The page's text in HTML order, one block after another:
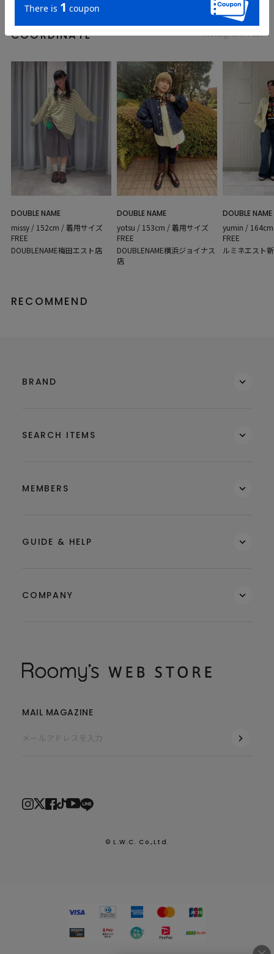
COORDINATE Instagram Post
DOUBLE NAME
missy / 152cm / 着用サイズ
FREE
DOUBLENAME梅田エスト店
DOUBLE NAME
yotsu / 153cm / 着用サイズ
FREE
DOUBLENAME横浜ジョイナス
店
DOUBLE NAME
yumin /
FREE
ルミネエスト
RECOMMEND
BRAND
SEARCH ITEMS
MEMBERS
GUIDE & HELP
COMPANY
MAIL MAGAZINE
© L.W.C. Co.,Ltd.